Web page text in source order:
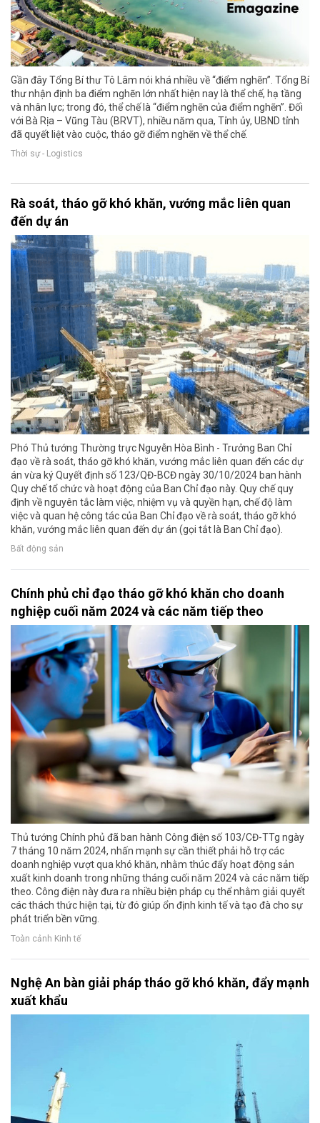
Gần đây Tổng Bí thư Tô Lâm nói khá nhiều về “điểm nghẽn”. Tổng Bí
thư nhận định ba điểm nghẽn lớn nhất hiện nay là thể chế, hạ tầng
và nhân lực; trong đó, thể chế là “điểm nghẽn của điểm nghẽn”. Đối
với Bà Rịa – Vũng Tàu (BRVT), nhiều năm qua, Tỉnh ủy, UBND tỉnh
đã quyết liệt vào cuộc, tháo gỡ điểm nghẽn về thể chế.
Thời sự - Logistics
Rà soát, tháo gỡ khó khăn, vướng mắc liên quan
đến dự án
Phó Thủ tướng Thường trực Nguyễn Hòa Bình - Trưởng Ban Chỉ
đạo về rà soát, tháo gỡ khó khăn, vướng mắc liên quan đến các dự
án vừa ký Quyết định số 123/QĐ-BCĐ ngày 30/10/2024 ban hành
Quy chế tổ chức và hoạt động của Ban Chỉ đạo này. Quy chế quy
định về nguyên tắc làm việc, nhiệm vụ và quyền hạn, chế độ làm
việc và quan hệ công tác của Ban Chỉ đạo về rà soát, tháo gỡ khó
khăn, vướng mắc liên quan đến dự án (gọi tắt là Ban Chỉ đạo).
Bất động sản
Chính phủ chỉ đạo tháo gỡ khó khăn cho doanh
nghiệp cuối năm 2024 và các năm tiếp theo
Thủ tướng Chính phủ đã ban hành Công điện số 103/CĐ-TTg ngày
7 tháng 10 năm 2024, nhấn mạnh sự cần thiết phải hỗ trợ các
doanh nghiệp vượt qua khó khăn, nhằm thúc đẩy hoạt động sản
xuất kinh doanh trong những tháng cuối năm 2024 và các năm tiếp
theo. Công điện này đưa ra nhiều biện pháp cụ thể nhằm giải quyết
các thách thức hiện tại, từ đó giúp ổn định kinh tế và tạo đà cho sự
phát triển bền vững.
Toàn cảnh Kinh tế
Nghệ An bàn giải pháp tháo gỡ khó khăn, đẩy mạnh
xuất khẩu